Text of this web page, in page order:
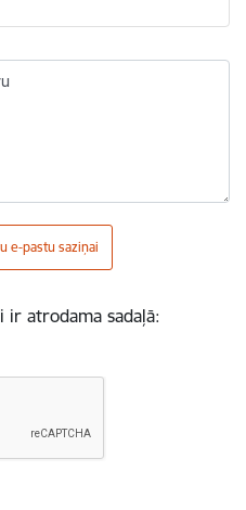
e-pastu saziņai
atrodama sadaļā: